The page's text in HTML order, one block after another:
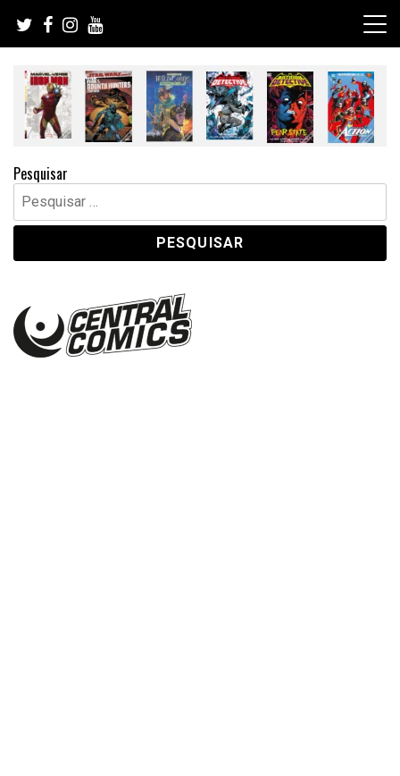
content
Pesquisar
Pesquisar
por: